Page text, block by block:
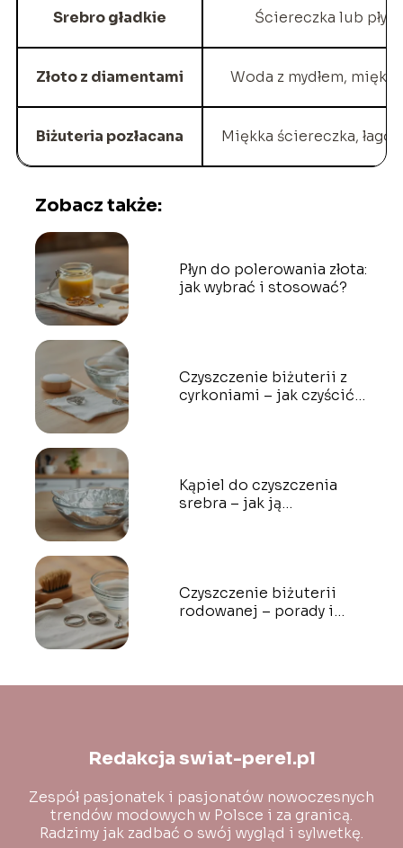
Srebro gładkie Ściereczka lub
Złoto z diamentami Woda z mydłem,
Biżuteria pozłacana Miękka ściereczka,
Zobacz także:
Płyn do polerowania złota:
jak wybrać i stosować?
Czyszczenie biżuterii z
cyrkoniami – jak czyścić
Kąpiel do czyszczenia
srebra – jak ją
Czyszczenie biżuterii
rodowanej – porady i
Redakcja swiat-perel.pl
Zespół pasjonatek i pasjonatów nowoczesnych
trendów modowych w Polsce i za granicą.
Radzimy jak zadbać o swój wygląd i sylwetkę.